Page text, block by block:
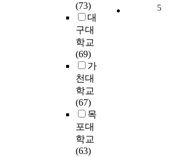
(73)
대
구대
학교
(69)
가
천대
학교
(67)
목
포대
학교
(63)
5